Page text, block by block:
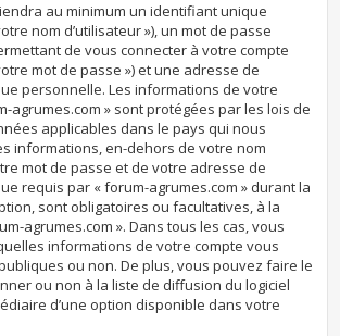
au minimum un identifiant unique
nom d’utilisateur »), un mot de passe
de vous connecter à votre compte
mot de passe ») et une adresse de
personnelle. Les informations de votre
agrumes.com » sont protégées par les lois de
applicables dans le pays qui nous
informations, en-dehors de votre nom
mot de passe et de votre adresse de
requis par « forum-agrumes.com » durant la
sont obligatoires ou facultatives, à la
agrumes.com ». Dans tous les cas, vous
informations de votre compte vous
ou non. De plus, vous pouvez faire le
ou non à la liste de diffusion du logiciel
d’une option disponible dans votre